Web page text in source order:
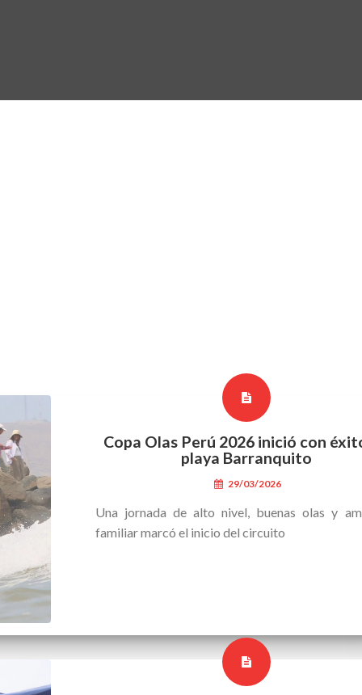
Copa Olas Perú 2026 inició con
playa Barranquito
29/03/2026
Una jornada de alto nivel, buenas olas y
familiar marcó el inicio del circuito